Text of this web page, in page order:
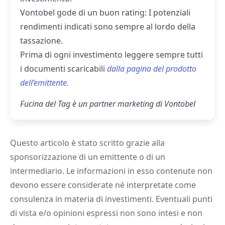
Vontobel gode di un buon rating: I potenziali
rendimenti indicati sono sempre al lordo della
tassazione.
Prima di ogni investimento leggere sempre tutti
i documenti scaricabili dalla pagina del prodotto
dell’emittente.
Fucina del Tag è un partner marketing di Vontobel
Questo articolo è stato scritto grazie alla
sponsorizzazione di un emittente o di un
intermediario. Le informazioni in esso contenute non
devono essere considerate né interpretate come
consulenza in materia di investimenti. Eventuali punti
di vista e/o opinioni espressi non sono intesi e non